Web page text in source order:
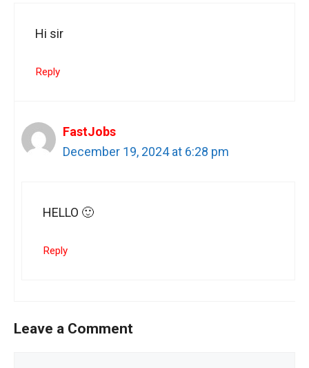
Hi sir
Reply
FastJobs
December 19, 2024 at 6:28 pm
HELLO 🙂
Reply
Leave a Comment